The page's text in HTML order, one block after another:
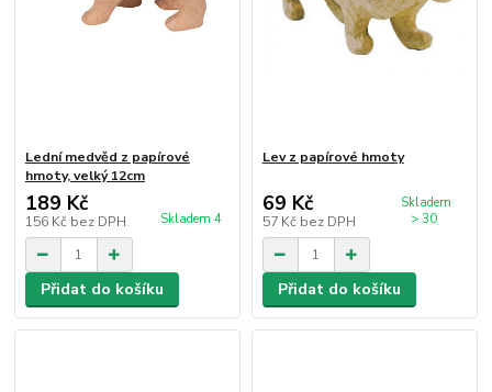
Lední medvěd z papírové
hmoty, velký 12cm
189 Kč
156 Kč bez DPH Skladem 4
Přidat do košíku
Lev z papírové hmoty
69 Kč
57 Kč bez DPH
Skladem
> 30
Přidat do košíku